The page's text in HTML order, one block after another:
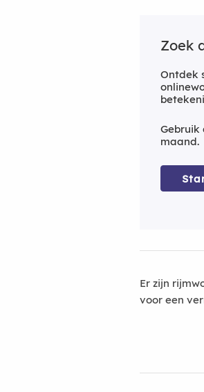
Zoek
Ontdek
Gebruik
maand.
Er zijn
voor een